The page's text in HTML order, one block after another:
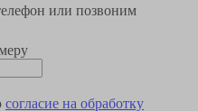
или позвоним
согласие на обработку